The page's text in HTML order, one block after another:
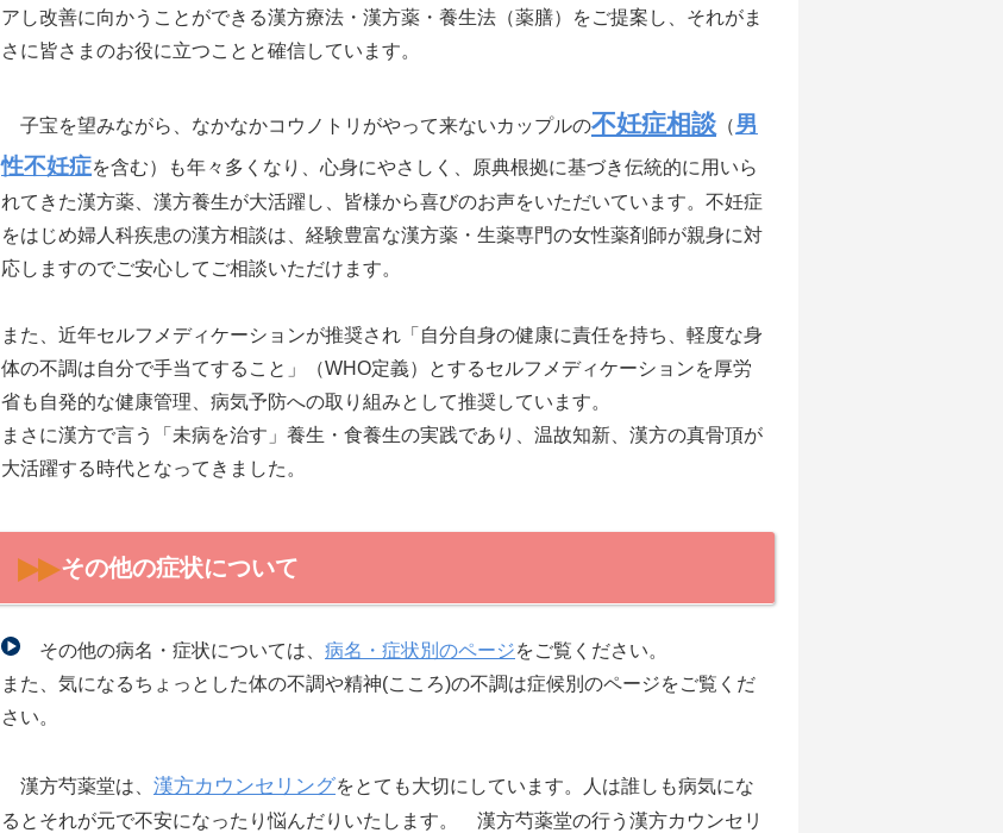
アし改善に向かうことができる漢方療法・漢方薬・養生法（薬膳）をご提案し、それがま
さに皆さまのお役に立つことと確信しています。
子宝を望みながら、なかなかコウノトリがやって来ないカップルの不妊症相談 （男
性不妊症を含む）も年々多くなり、心身にやさしく、原典根拠に基づき伝統的に用いら
れてきた漢方薬、漢方養生が大活躍し、皆様から喜びのお声をいただいています。不妊症
をはじめ婦人科疾患の漢方相談は、経験豊富な漢方薬・生薬専門の女性薬剤師が親身に対
応しますのでご安心してご相談いただけます。
また、近年セルフメディケーションが推奨され「自分自身の健康に責任を持ち、軽度な身
体の不調は自分で手当てすること」（WHO定義）とするセルフメディケーションを厚労
省も自発的な健康管理、病気予防への取り組みとして推奨しています。
まさに漢方で言う「未病を治す」養生・食養生の実践であり、温故知新、漢方の真骨頂が
大活躍する時代となってきました。
その他の症状について
その他の病名・症状については、 病名・症状別のページをご覧ください。
また、気になるちょっとした体の不調や精神(こころ)の不調は症候別のページをご覧くだ
さい。
漢方芍薬堂は、 漢方カウンセリングをとても大切にしています。人は誰しも病気にな
るとそれが元で不安になったり悩んだりいたします。 漢方芍薬堂の行う漢方カウンセリ